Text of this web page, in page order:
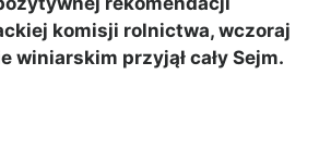
komisji rolnictwa, wczoraj
winiarskim przyjął cały Sejm.